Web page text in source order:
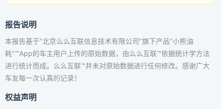
报告说明
本报告基于"北京么么互联信息技术有限公司"旗下产品"小熊油
耗"™App的车主用户上传的原始数据，由么么互联™依据统计学方法
进行统计而成。么么互联™并未对原始数据进行任何修改。感谢广大
车友每一次认真的记录！
权益声明